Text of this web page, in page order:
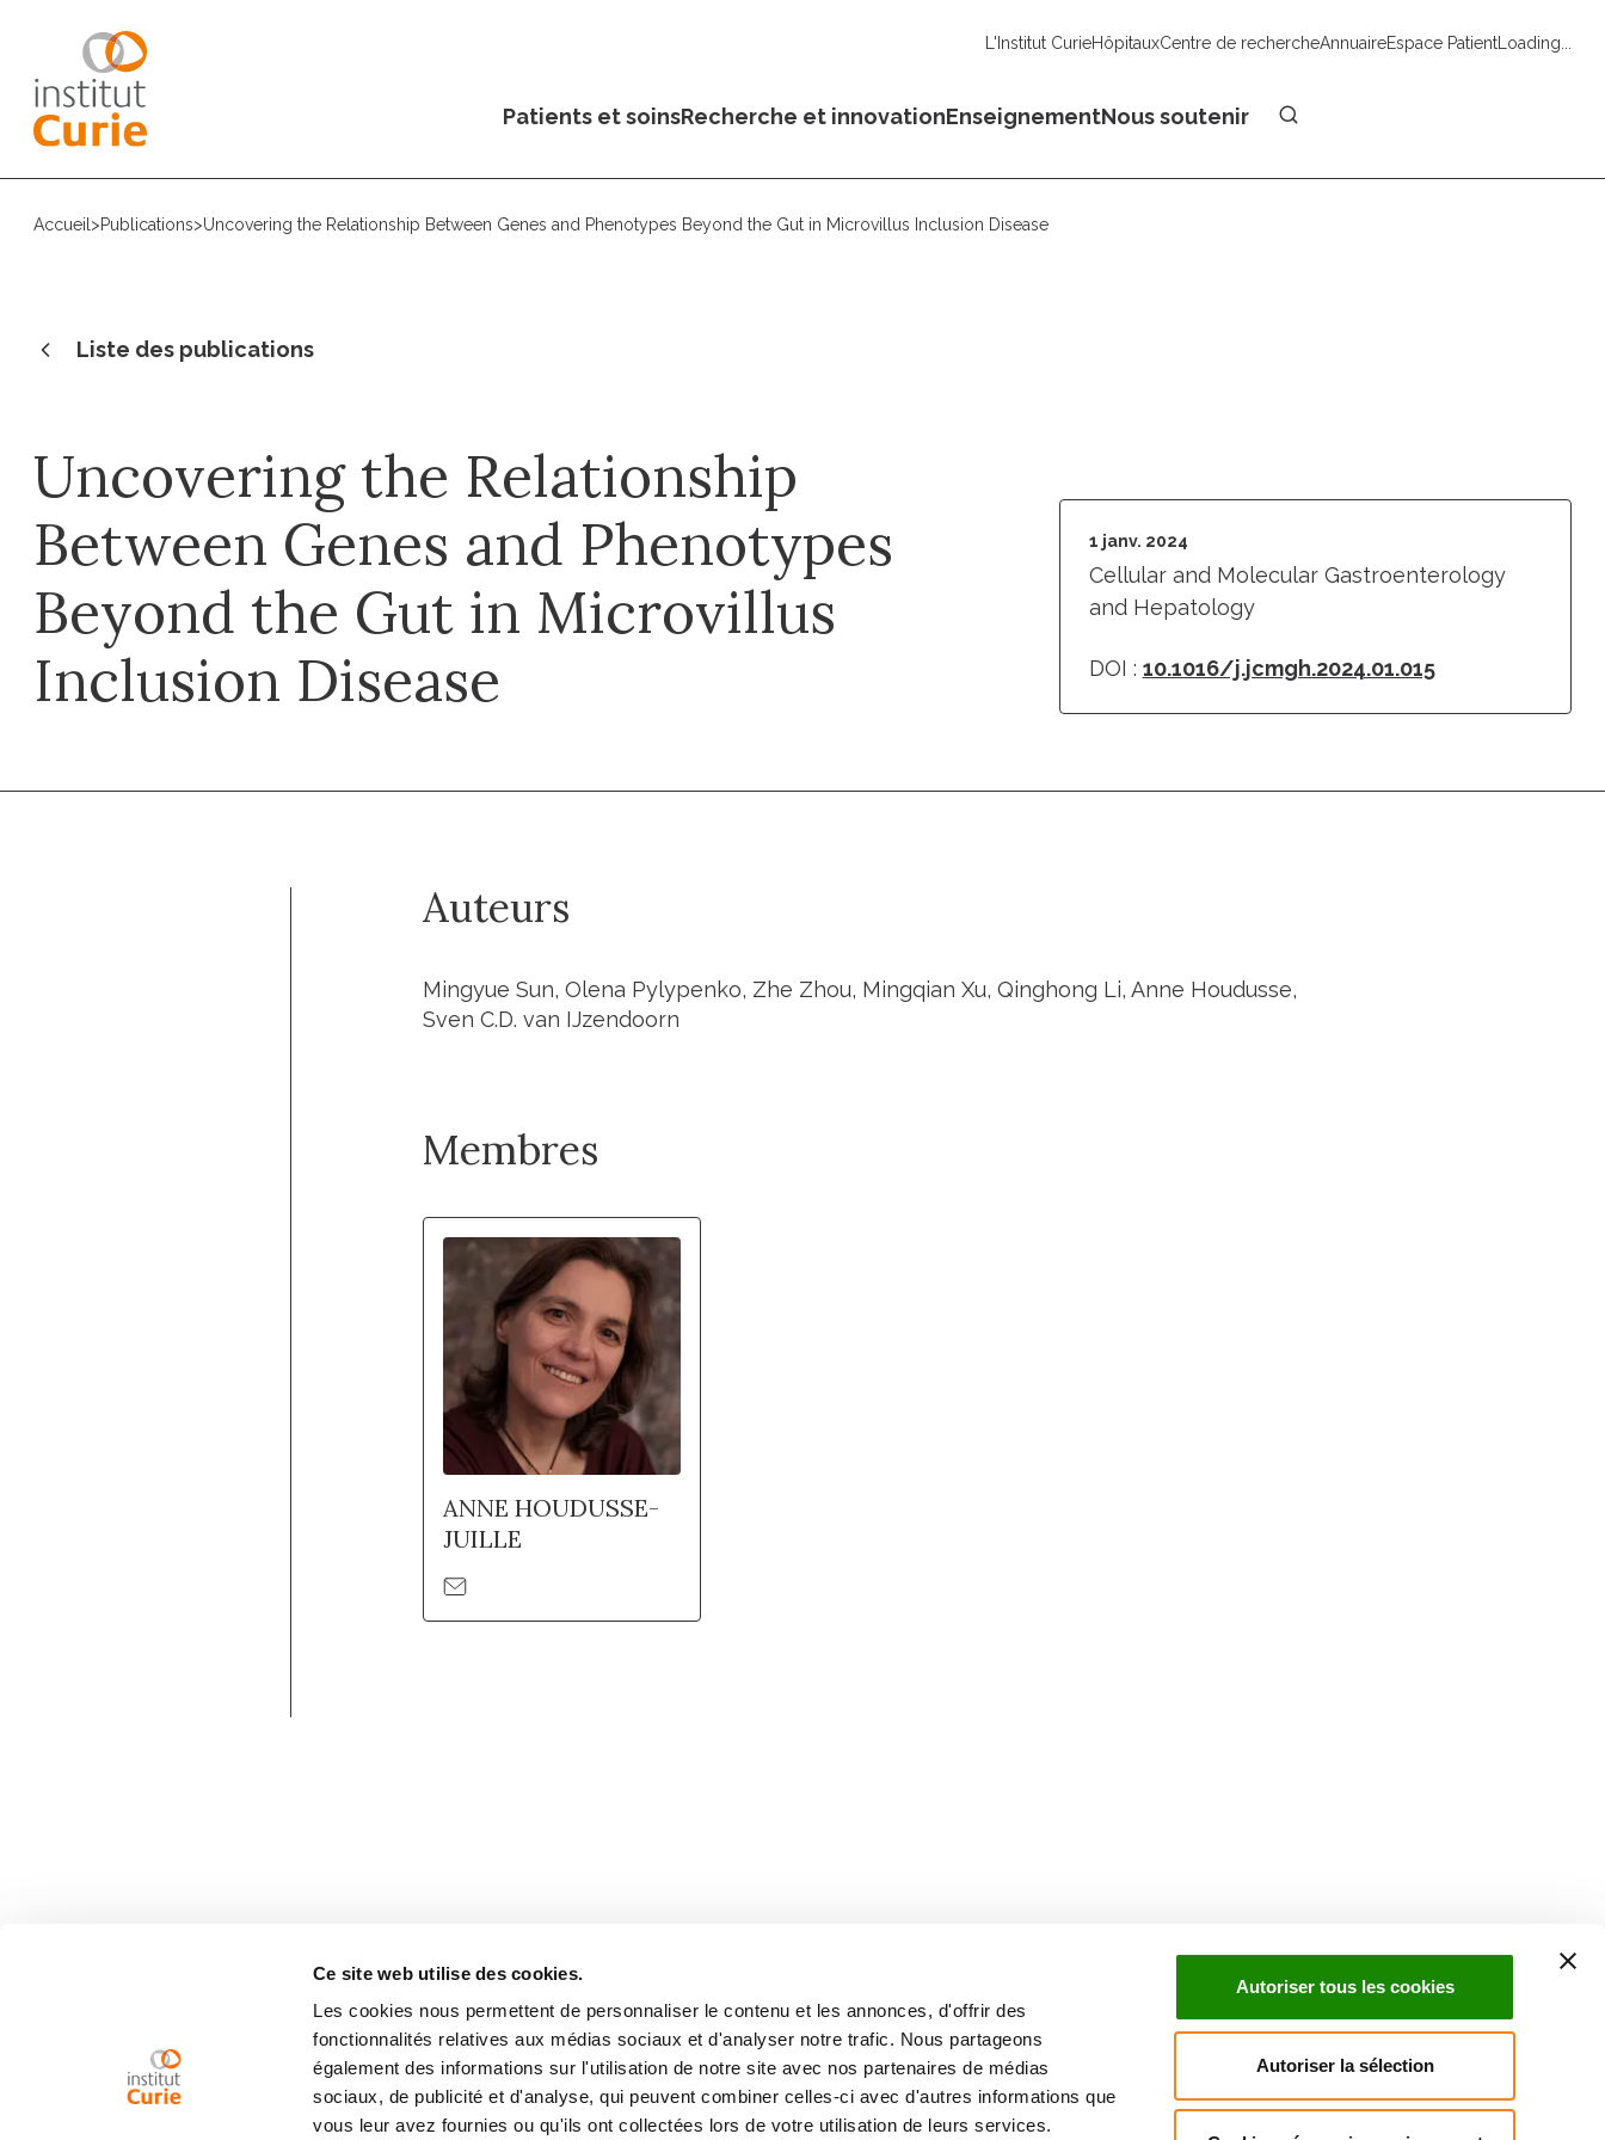
Ce site web utilise des cookies.
Les cookies nous permettent de personnaliser le contenu et les annonces, d'offrir des
fonctionnalités relatives aux médias sociaux et d'analyser notre trafic. Nous partageons
également des informations sur l'utilisation de notre site avec nos partenaires de médias
sociaux, de publicité et d'analyse, qui peuvent combiner celles-ci avec d'autres informations que
vous leur avez fournies ou qu'ils ont collectées lors de votre utilisation de leurs services.
Autoriser tous les cookies
Autoriser la sélection
L'Institut CurieHôpitauxCentre de rechercheAnnuaireEspace PatientLoading...
Patients et soinsRecherche et innovationEnseignementNous soutenir
Accueil >Publications>Uncovering the Relationship Between Genes and Phenotypes Beyond the Gut in Microvillus Inclusion Disease
Liste des publications
Uncovering the Relationship
Between Genes and Phenotypes
Beyond the Gut in Microvillus
Inclusion Disease
1 janv. 2024
Cellular and Molecular Gastroenterology
and Hepatology
DOI : 10.1016/j.jcmgh.2024.01.015
Auteurs
Mingyue Sun, Olena Pylypenko, Zhe Zhou, Mingqian Xu, Qinghong Li, Anne Houdusse,
Sven C.D. van IJzendoorn
Membres
ANNE HOUDUSSE-
JUILLE
Inscrivez-vous à la newsletter